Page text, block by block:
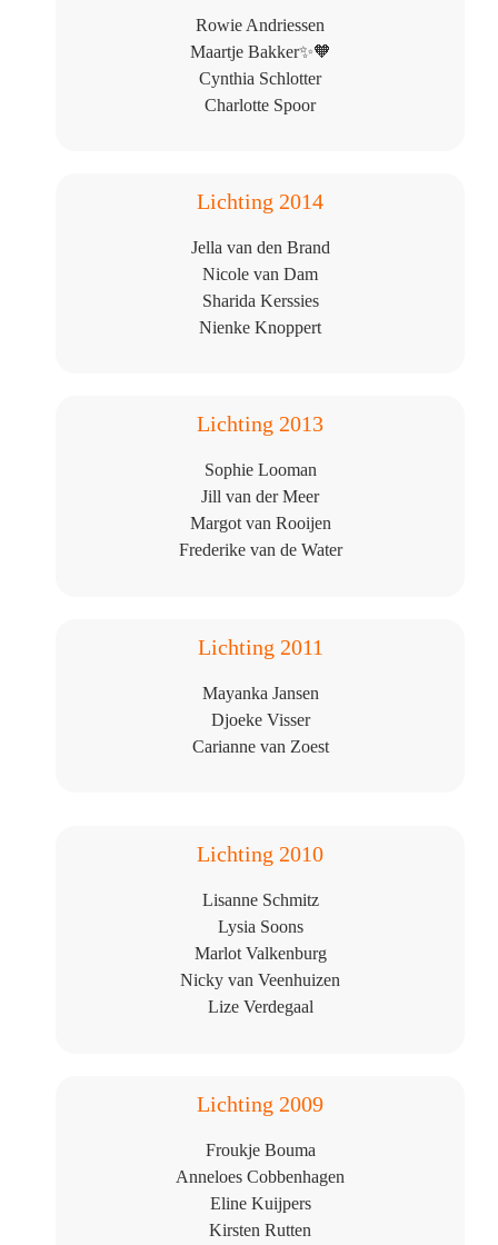
Rowie Andriessen
Maartje Bakker✨🧡
Cynthia Schlotter
Charlotte Spoor
Lichting 2014
Jella van den Brand
Nicole van Dam
Sharida Kerssies
Nienke Knoppert
Lichting 2013
Sophie Looman
Jill van der Meer
Margot van Rooijen
Frederike van de Water
Lichting 2011
Mayanka Jansen
Djoeke Visser
Carianne van Zoest
Lichting 2010
Lisanne Schmitz
Lysia Soons
Marlot Valkenburg
Nicky van Veenhuizen
Lize Verdegaal
Lichting 2009
Froukje Bouma
Anneloes Cobbenhagen
Eline Kuijpers
Kirsten Rutten